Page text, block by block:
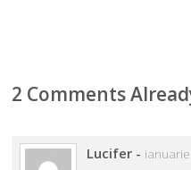
2 Comments
Lucifer -